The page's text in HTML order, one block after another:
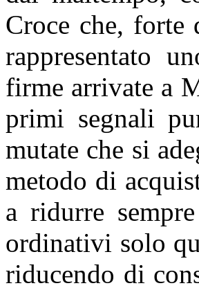
Croce che, forte
rappresentato
firme arrivate a
primi segnali
mutate che si
metodo di
a ridurre
ordinativi solo
riducendo di